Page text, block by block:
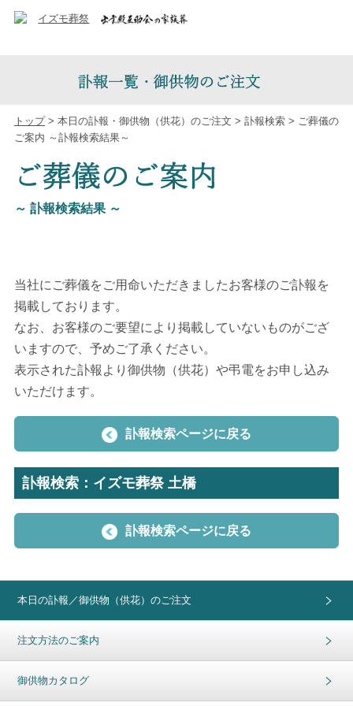
トップ> 本日の訃報・御供物（供花）のご注文 > 訃報検索 > ご葬儀の
ご案内 ～訃報検索結果～
～ 訃報検索結果 ～
当社にご葬儀をご用命いただきましたお客様のご訃報を
掲載しております。
なお、お客様のご要望により掲載していないものがござ
いますので、予めご了承ください。
表示された訃報より御供物（供花）や弔電をお申し込み
いただけます。
訃報検索ページに戻る
訃報検索：イズモ葬祭 土橋
訃報検索ページに戻る
本日の訃報／御供物（供花）のご注文
注文方法のご案内
御供物カタログ